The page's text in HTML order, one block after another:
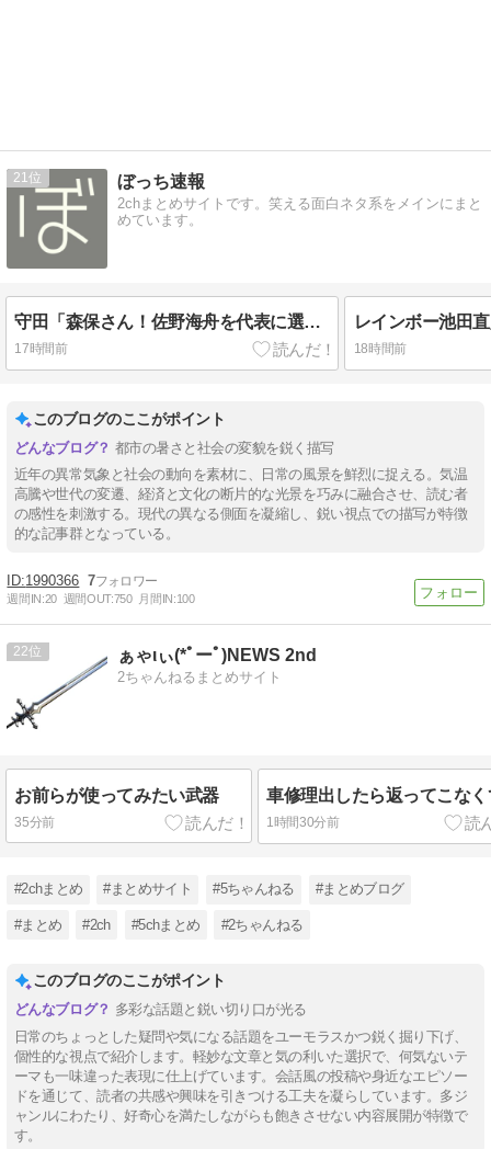
21 ぼっち速報
2chまとめサイトです。笑える面白ネタ系をメインにまと
めています。
守田「森保さん！佐野海舟を代表に選ぶのはマズイっすよ」→ 守田代表落ち
17時間前 18時間前
このブログのここがポイント
都市の暑さと社会の変貌を鋭く描写
近年の異常気象と社会の動向を素材に、日常の風景を鮮烈に捉える。気温
高騰や世代の変遷、経済と文化の断片的な光景を巧みに融合させ、読む者
の感性を刺激する。現代の異なる側面を凝縮し、鋭い視点での描写が特徴
的な記事群となっている。
1990366 7
週間IN:20 週間OUT:750 月間IN:100
22 ぁゃιぃ(*ﾟーﾟ)NEWS 2nd
2ちゃんねるまとめサイト
お前らが使ってみたい武器
35分前
車修理出したら返ってこな
1時間30分前
#2chまとめ #まとめサイト #5ちゃんねる #まとめブログ
#まとめ #2ch #5chまとめ #2ちゃんねる
このブログのここがポイント
多彩な話題と鋭い切り口が光る
日常のちょっとした疑問や気になる話題をユーモラスかつ鋭く掘り下げ、
個性的な視点で紹介します。軽妙な文章と気の利いた選択で、何気ないテ
ーマも一味違った表現に仕上げています。会話風の投稿や身近なエピソー
ドを通じて、読者の共感や興味を引きつける工夫を凝らしています。多ジ
ャンルにわたり、好奇心を満たしながらも飽きさせない内容展開が特徴で
す。